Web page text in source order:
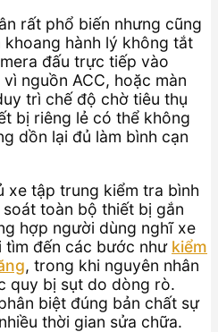
rất phổ biến nhưng cũng
hành lý không tắt
đấu trực tiếp vào
nguồn ACC, hoặc màn
trì chế độ chờ tiêu thụ
bị riêng lẻ có thể không
dồn lại đủ làm bình cạn
xe tập trung kiểm tra bình
toàn bộ thiết bị gắn
hợp người dùng nghĩ xe
tìm đến các bước như kiểm
, trong khi nguyên nhân
quy bị sụt do dòng rò.
biệt đúng bản chất sự
thời gian sửa chữa.